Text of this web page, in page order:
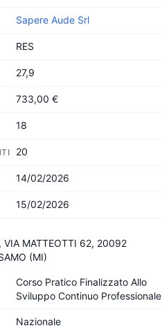
Sapere Aude Srl
RES
27,9
733,00 €
18
20
14/02/2026
15/02/2026
VIA MATTEOTTI 62, 20092
(MI)
Corso Pratico Finalizzato Allo
Sviluppo Continuo Professionale
Nazionale